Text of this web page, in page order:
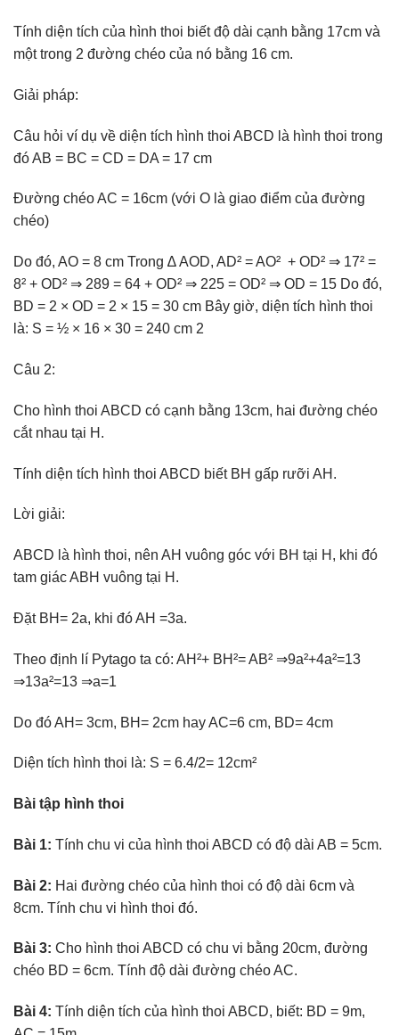
Tính diện tích của hình thoi biết độ dài cạnh bằng 17cm và
một trong 2 đường chéo của nó bằng 16 cm.
Giải pháp:
Câu hỏi ví dụ về diện tích hình thoi ABCD là hình thoi trong
đó AB = BC = CD = DA = 17 cm
Đường chéo AC = 16cm (với O là giao điểm của đường
chéo)
Do đó, AO = 8 cm Trong ∆ AOD, AD² = AO² + OD² ⇒ 17² =
8² + OD² ⇒ 289 = 64 + OD² ⇒ 225 = OD² ⇒ OD = 15 Do đó,
BD = 2 × OD = 2 × 15 = 30 cm Bây giờ, diện tích hình thoi
là: S = ½ × 16 × 30 = 240 cm 2
Câu 2:
Cho hình thoi ABCD có cạnh bằng 13cm, hai đường chéo
cắt nhau tại H.
Tính diện tích hình thoi ABCD biết BH gấp rưỡi AH.
Lời giải:
ABCD là hình thoi, nên AH vuông góc với BH tại H, khi đó
tam giác ABH vuông tại H.
Đặt BH= 2a, khi đó AH =3a.
Theo định lí Pytago ta có: AH²+ BH²= AB² ⇒9a²+4a²=13
⇒13a²=13 ⇒a=1
Do đó AH= 3cm, BH= 2cm hay AC=6 cm, BD= 4cm
Diện tích hình thoi là: S = 6.4/2= 12cm²
Bài tập hình thoi
Bài 1: Tính chu vi của hình thoi ABCD có độ dài AB = 5cm.
Bài 2: Hai đường chéo của hình thoi có độ dài 6cm và
8cm. Tính chu vi hình thoi đó.
Bài 3: Cho hình thoi ABCD có chu vi bằng 20cm, đường
chéo BD = 6cm. Tính độ dài đường chéo AC.
Bài 4: Tính diện tích của hình thoi ABCD, biết: BD = 9m,